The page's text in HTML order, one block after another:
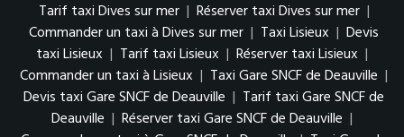
Tarif taxi Dives sur mer | Réserver taxi Dives sur mer |
Commander un taxi à Dives sur mer | Taxi Lisieux | Devis
taxi Lisieux | Tarif taxi Lisieux | Réserver taxi Lisieux |
Commander un taxi à Lisieux | Taxi Gare SNCF de Deauville |
Devis taxi Gare SNCF de Deauville | Tarif taxi Gare SNCF de
Deauville | Réserver taxi Gare SNCF de Deauville |